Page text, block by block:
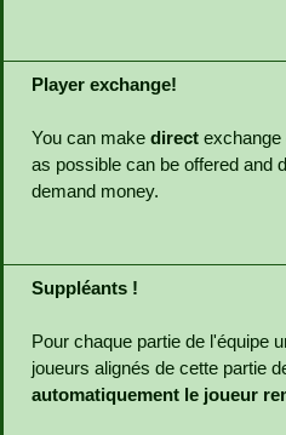
Player exchange!
You can makedirect
as possible can be offered and
demand money.
Suppléants !
Pour chaque partie de l'équipe
joueurs alignés de cette partie
automatiquement le joueur